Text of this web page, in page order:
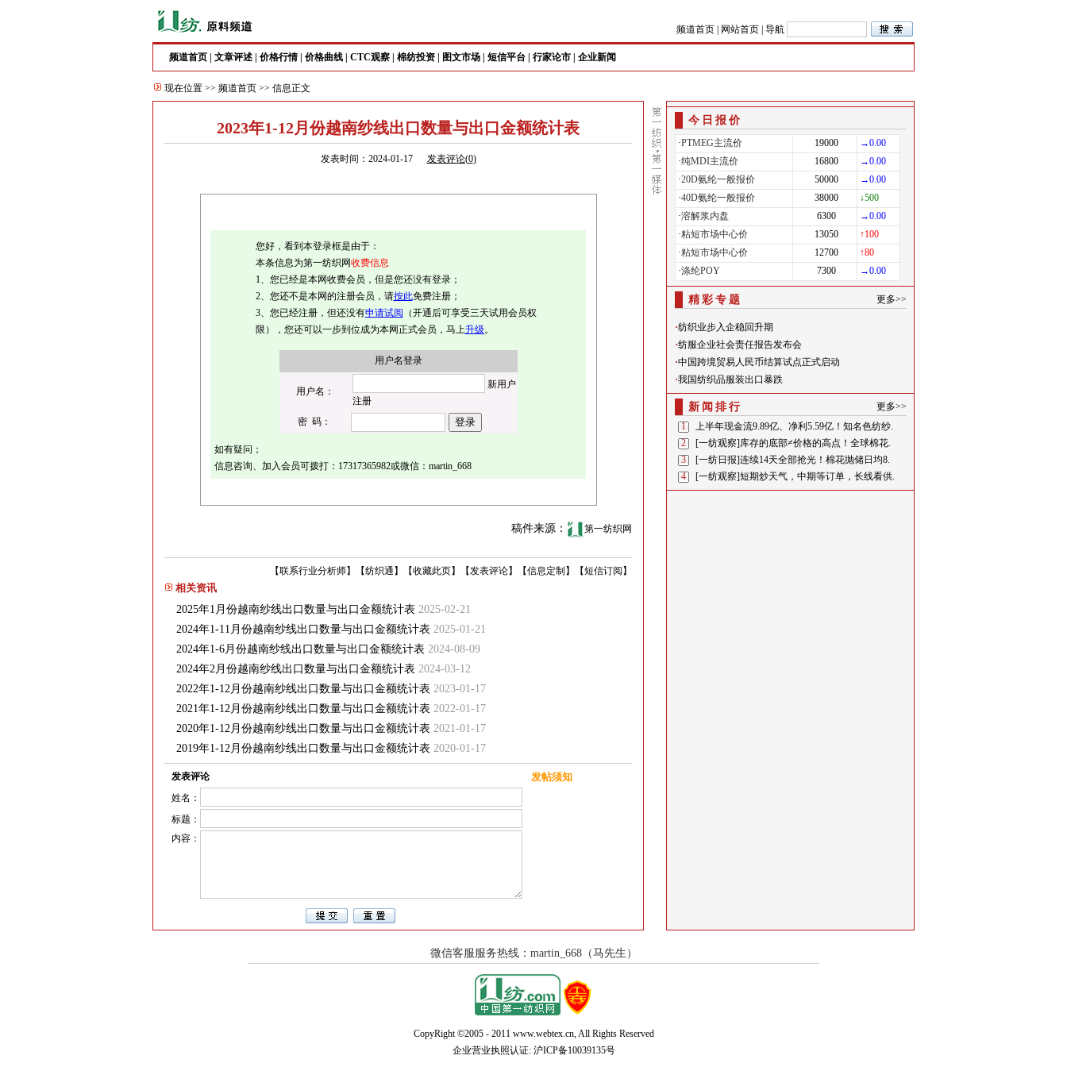
频道首页 网站首页 导航
频道首页 文章评述 价格行情| 价格曲线 CTC观察 棉纺投资 图文市场 短信平台 行家论市 企业新闻
现在位置 >> 频道首页 >> 信息正文
2023年1-12月份越南纱线出口数量与出口金额统计表
发表时间：2024-01-17 发表评论(0)
您好，看到本登录框是由于：
本条信息为第一纺织网收费信息
1、您已经是本网收费会员，但是您还没有登录；
2、您还不是本网的注册会员，请按此免费注册；
3、您已经注册，但还没有申请试阅 （开通后可享受三天试用会员权
限），您还可以一步到位成为本网正式会员，马上升级。
用户名登录
用户名：
新用户
注册
密 码：
如有疑问；
信息咨询、加入会员可拨打：17317365982或微信：martin_668
稿件来源： 第一纺织网
【短信订阅 】
【信息定制 】
【发表评论】
【收藏此页】
【纺织通 】
【联系行业分析师】
相关资讯
2025年1月份越南纱线出口数量与出口金额统计表 2025-02-21
2024年1-11月份越南纱线出口数量与出口金额统计表 2025-01-21
2024年1-6月份越南纱线出口数量与出口金额统计表 2024-08-09
2024年2月份越南纱线出口数量与出口金额统计表 2024-03-12
2022年1-12月份越南纱线出口数量与出口金额统计表 2023-01-17
2021年1-12月份越南纱线出口数量与出口金额统计表 2022-01-17
2020年1-12月份越南纱线出口数量与出口金额统计表 2021-01-17
2019年1-12月份越南纱线出口数量与出口金额统计表 2020-01-17
发表评论
姓名：
标题：
内容：
发帖须知
今日报价
·PTMEG主流价 19000
→0.00
·纯MDI主流价 16800
→0.00
·20D氨纶一般报价 50000
→0.00
·40D氨纶一般报价 38000
↓500
·溶解浆内盘 6300
→0.00
·粘短市场中心价 13050
↑100
·粘短市场中心价 12700
↑80
·涤纶POY 7300 →0.00
精彩专题 更多>>
·纺织业步入企稳回升期
·纺服企业社会责任报告发布会
·中国跨境贸易人民币结算试点正式启动
·我国纺织品服装出口暴跌
新闻排行
更多>>
1
上半年现金流9.89亿、净利5.59亿！知名色纺纱.
2
[一纺观察]库存的底部≠价格的高点！全球棉花.
3
[一纺日报]连续14天全部抢光！棉花抛储日均8.
4
[一纺观察]短期炒天气，中期等订单，长线看供.
CopyRight ©2005 - 2011 www.webtex.cn, All Rights Reserved
企业营业执照认证: 沪ICP备10039135号